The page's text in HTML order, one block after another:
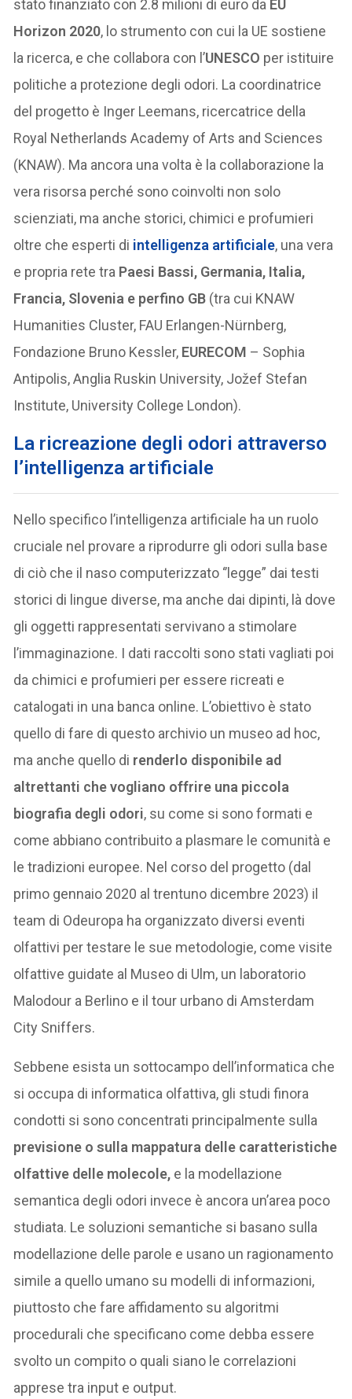
stato finanziato con 2.8 milioni di euro da EU
Horizon 2020, lo strumento con cui la UE sostiene
la ricerca, e che collabora con l’UNESCO per istituire
politiche a protezione degli odori. La coordinatrice
del progetto è Inger Leemans, ricercatrice della
Royal Netherlands Academy of Arts and Sciences
(KNAW). Ma ancora una volta è la collaborazione la
vera risorsa perché sono coinvolti non solo
scienziati, ma anche storici, chimici e profumieri
oltre che esperti di intelligenza artificiale, una vera
e propria rete tra Paesi Bassi, Germania, Italia,
Francia, Slovenia e perfino GB (tra cui KNAW
Humanities Cluster, FAU Erlangen-Nürnberg,
Fondazione Bruno Kessler, EURECOM – Sophia
Antipolis, Anglia Ruskin University, Jožef Stefan
Institute, University College London).
La ricreazione degli odori attraverso
l’intelligenza artificiale
Nello specifico l’intelligenza artificiale ha un ruolo
cruciale nel provare a riprodurre gli odori sulla base
di ciò che il naso computerizzato ‘’legge” dai testi
storici di lingue diverse, ma anche dai dipinti, là dove
gli oggetti rappresentati servivano a stimolare
l’immaginazione. I dati raccolti sono stati vagliati poi
da chimici e profumieri per essere ricreati e
catalogati in una banca online. L’obiettivo è stato
quello di fare di questo archivio un museo ad hoc,
ma anche quello di renderlo disponibile ad
altrettanti che vogliano offrire una piccola
biografia degli odori, su come si sono formati e
come abbiano contribuito a plasmare le comunità e
le tradizioni europee. Nel corso del progetto (dal
primo gennaio 2020 al trentuno dicembre 2023) il
team di Odeuropa ha organizzato diversi eventi
olfattivi per testare le sue metodologie, come visite
olfattive guidate al Museo di Ulm, un laboratorio
Malodour a Berlino e il tour urbano di Amsterdam
City Sniffers.
Sebbene esista un sottocampo dell’informatica che
si occupa di informatica olfattiva, gli studi finora
condotti si sono concentrati principalmente sulla
previsione o sulla mappatura delle caratteristiche
olfattive delle molecole, e la modellazione
semantica degli odori invece è ancora un’area poco
studiata. Le soluzioni semantiche si basano sulla
modellazione delle parole e usano un ragionamento
simile a quello umano su modelli di informazioni,
piuttosto che fare affidamento su algoritmi
procedurali che specificano come debba essere
svolto un compito o quali siano le correlazioni
apprese tra input e output.